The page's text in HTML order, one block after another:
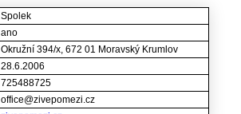
Spolek
ano
Okružní 394/x, 672 01 Moravský Krumlov
28.6.2006
725488725
office@zivepomezi.cz